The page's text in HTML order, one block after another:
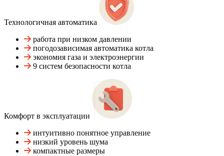
Технологичная автоматика
работа при низком давлении
погодозависимая автоматика котла
экономия газа и электроэнергии
9 систем безопасности котла
Комфорт в эксплуатации
интуитивно понятное управление
низкий уровень шума
компактные размеры